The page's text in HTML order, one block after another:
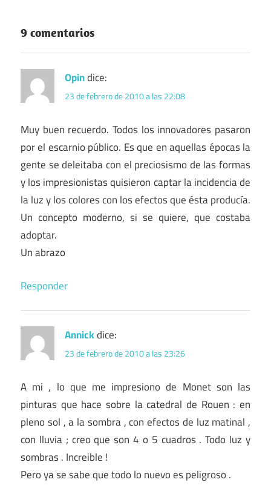
9 comentarios
Opindice:
23 de febrero de 2010 a las 22:08
Muy buen recuerdo. Todos los innovadores pasaron
por el escarnio público. Es que en aquellas épocas la
gente se deleitaba con el preciosismo de las formas
y los impresionistas quisieron captar la incidencia de
la luz y los colores con los efectos que ésta producía.
Un concepto moderno, si se quiere, que costaba
adoptar.
Un abrazo
Responder
Annickdice:
23 de febrero de 2010 a las 23:26
A mi , lo que me impresiono de Monet son las
pinturas que hace sobre la catedral de Rouen : en
pleno sol , a la sombra , con efectos de luz matinal ,
con lluvia ; creo que son 4 o 5 cuadros . Todo luz y
sombras . Increible !
Pero ya se sabe que todo lo nuevo es peligroso .